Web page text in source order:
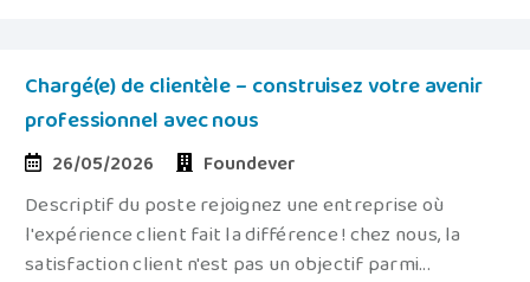
Chargé(e) de clientèle – construisez votre avenir
professionnel avec nous
26/05/2026 Foundever
Descriptif du poste rejoignez une entreprise où
l'expérience client fait la différence ! chez nous, la
satisfaction client n'est pas un objectif parmi...